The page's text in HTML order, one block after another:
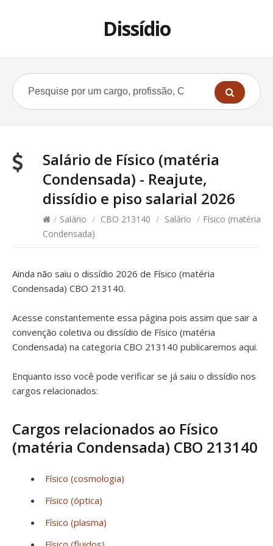
Dissídio
Salário de Físico (matéria
Condensada) - Reajute,
dissídio e piso salarial 2026
/ Salário / CBO 213140 / Salário / Físico (matéria
Condensada)
Ainda não saiu o dissídio 2026 de Físico (matéria
Condensada) CBO 213140.
Acesse constantemente essa página pois assim que sair a
convenção coletiva ou dissídio de Físico (matéria
Condensada) na categoria CBO 213140 publicaremos aqui.
Enquanto isso você pode verificar se já saiu o dissídio nos
cargos relacionados:
Cargos relacionados ao Físico
(matéria Condensada) CBO 213140
Físico (cosmologia)
Físico (óptica)
Físico (plasma)